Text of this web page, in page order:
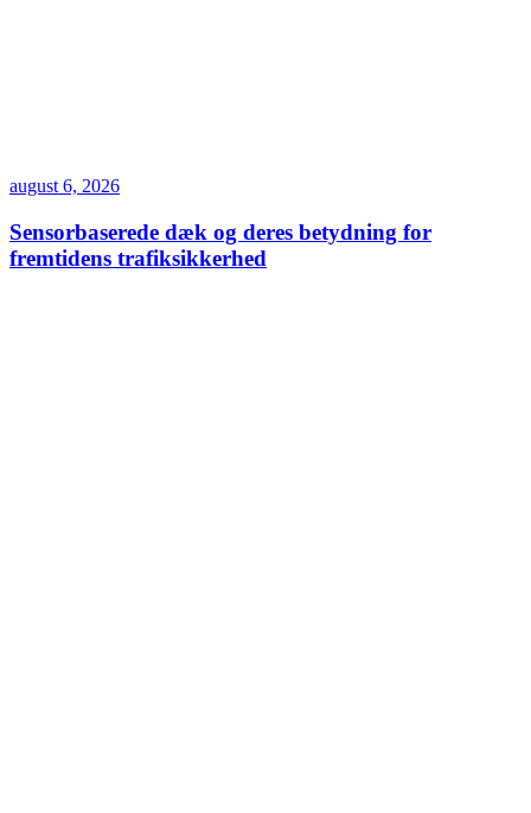
august 6, 2026
Sensorbaserede dæk og deres betydning for
fremtidens trafiksikkerhed